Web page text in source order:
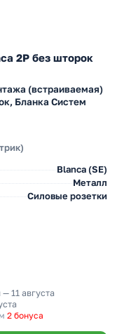
2Р без шторок
(встраиваемая)
Бланка Систем
Blanca (SE)
Металл
Силовые розетки
— 11 августа
2 бонуса